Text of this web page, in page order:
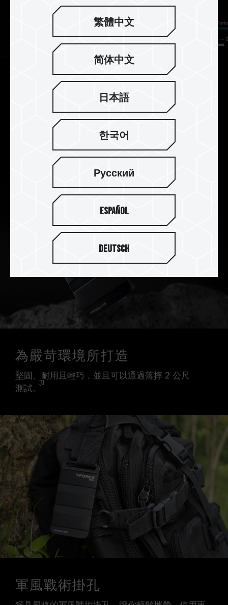
高速傳輸有效節省時間 USB
Type-C 多設備相容搭配使用
T-FORCE M200 採用 USB Type-C 介面，擁有高
達 1800MB/s 的極速傳輸效能，傳輸速度是一般
USB3.2 Gen1 外接式固態硬碟的 3 倍，不到 20 秒
即可將 10GB 大型檔案傳輸完成。
為嚴苛環境所打造
堅固、耐用且輕巧，並且可以通過落摔 2 公尺
測試。
軍風戰術掛孔
繁體中文
简体中文
日本語
한국어
Русский
Español
Deutsch